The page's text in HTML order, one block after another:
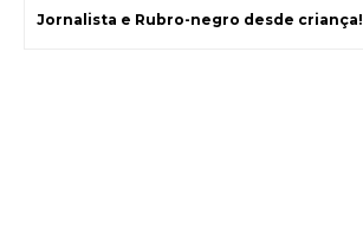
Jornalista e Rubro-negro desde criança!